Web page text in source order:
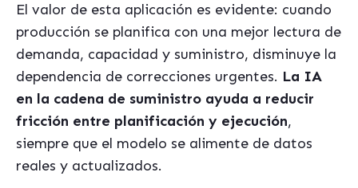
El valor de esta aplicación es evidente: cuando
producción se planifica con una mejor lectura de
demanda, capacidad y suministro, disminuye la
dependencia de correcciones urgentes. La IA
en la cadena de suministro ayuda a reducir
fricción entre planificación y ejecución,
siempre que el modelo se alimente de datos
reales y actualizados.